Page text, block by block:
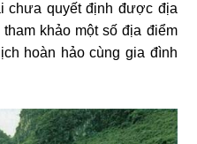
chưa quyết định được địa
khảo một số địa điểm
hoàn hảo cùng gia đình